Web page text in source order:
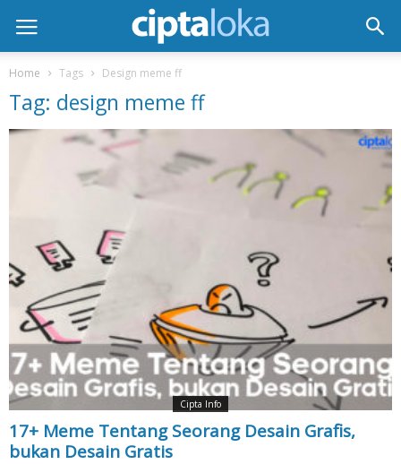
Home Tags Design meme ff
Tag: design meme ff
Cipta Info
17+ Meme Tentang Seorang Desain Grafis,
bukan Desain Gratis